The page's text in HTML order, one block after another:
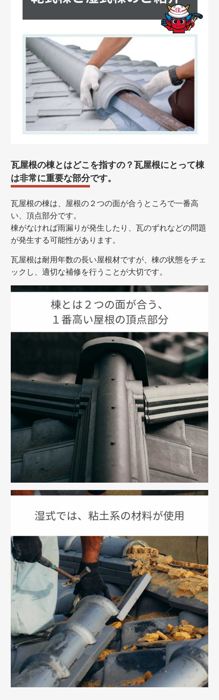
瓦屋根の棟とはどこを指すの？瓦屋根にとって棟
は非常に重要な部分です。
瓦屋根の棟は、屋根の２つの面が合うところで一番高
い、頂点部分です。
棟がなければ雨漏りが発生したり、瓦のずれなどの問題
が発生する可能性があります。
瓦屋根は耐用年数の長い屋根材ですが、棟の状態をチェ
ックし、適切な補修を行うことが大切です。